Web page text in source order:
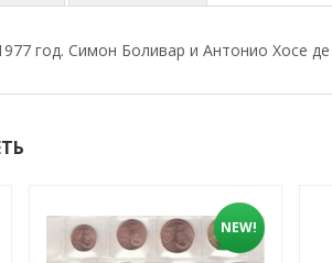
год. Симон Боливар и Антонио Хосе де
NEW!